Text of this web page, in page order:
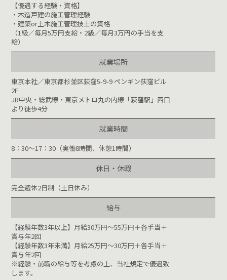
【優遇する経験・資格】
・木造戸建の施工管理経験
・建築or土木施工管理技士の資格
（1級／毎月5万円支給・2級／毎月3万円の手当を支
給）
就業場所
東京本社／東京都杉並区荻窪5-9-9 ペンギン荻窪ビル
2F
JR中央・総武線・東京メトロ丸の内線「荻窪駅」西口
より徒歩4分
就業時間
8：30～17：30（実働8時間、休憩1時間）
休日・休暇
完全週休2日制（土日休み）
給与
【経験年数3年以上】月給30万円～55万円＋各手当＋
賞与年2回
【経験年数3年未満】月給25万円～30万円＋各手当＋
賞与年2回
※経験・前職の給与等を考慮の上、当社規定で優遇致
します。